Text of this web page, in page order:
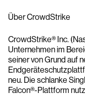
Über CrowdStrike
CrowdStrike® Inc.
Unternehmen im
seiner von Grund auf
neu. Die schlanke
Falcon®-Plattform